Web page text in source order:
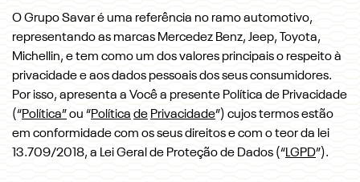
O Grupo Savar é uma referência no ramo automotivo,
representando as marcas Mercedez Benz, Jeep, Toyota,
Michellin, e tem como um dos valores principais o respeito à
privacidade e aos dados pessoais dos seus consumidores.
Por isso, apresenta a Você a presente Política de Privacidade
(“Política”ou “Política de Privacidade”) cujos termos estão
em conformidade com os seus direitos e com o teor da lei
13.709/2018, a Lei Geral de Proteção de Dados (“LGPD”).